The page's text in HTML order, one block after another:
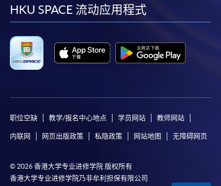
facebook
youtube
linkedin
HKU SPACE 流动应用程式
职位空缺 教学/报名中心地点 学员网站 教师网站
内联网 网页出版政策 私隐政策 网站地图 无障碍网页
© 2026 香港大学专业进修学院 版权所有
香港大学专业进修学院乃非牟利担保有限公司